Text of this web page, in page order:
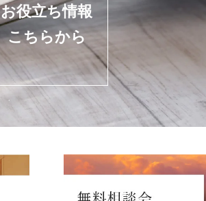
お役立ち情報
こちらから